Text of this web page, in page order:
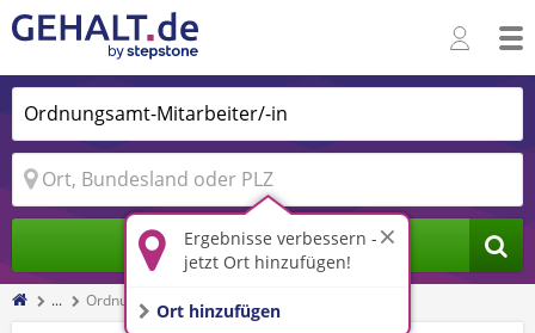
Ergebnisse verbessern -
jetzt Ort hinzufügen!
Ort hinzufügen
Jobs finden
... Ordnungsamt-Mitarbeiter/-in